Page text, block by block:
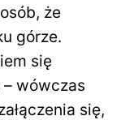
że
górze.
się
– wówczas
się,